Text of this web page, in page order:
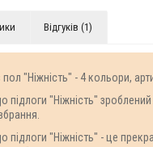
Відгуків (1)
"Ніжність" - 4 кольори,
підлоги "Ніжність"
підлоги "Ніжність" - це